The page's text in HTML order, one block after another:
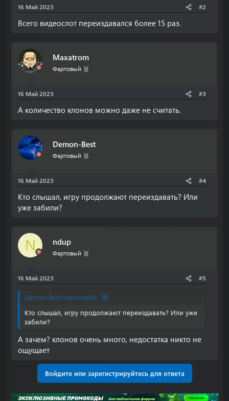
16 Май 2023 #2
Всего видеослот переиздавался более 15 раз.
Maxatrom
Фартовый 🥉
16 Май 2023 #3
А количество клонов можно даже не считать.
Demon-Best
Фартовый 🥉
16 Май 2023 #4
Кто слышал, игру продолжают переиздавать? Или
уже забили?
N ndup
Фартовый 🥉
16 Май 2023 #5
Demon-Best написал(а):
Кто слышал, игру продолжают переиздавать? Или уже
забили?
А зачем? клонов очень много, недостатка никто не
ощущает
Войдите или зарегистрируйтесь для ответа